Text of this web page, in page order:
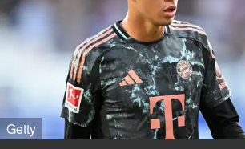
Getty